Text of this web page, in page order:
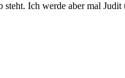
Ich wer­de aber mal